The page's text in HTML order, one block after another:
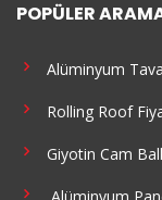
POPÜLER
Alüminyum
Rolling Roof
Giyotin Cam